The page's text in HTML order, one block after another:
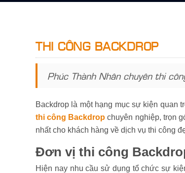
THI CÔNG BACKDROP
Phúc Thành Nhân chuyên thi
Backdrop là một hạng mục sự kiện quan
thi công Backdrop chuyên nghiệp, trọn
nhất cho khách hàng về dịch vụ thi công
Đơn vị thi công
Hiện nay nhu cầu sử dụng tổ chức sự